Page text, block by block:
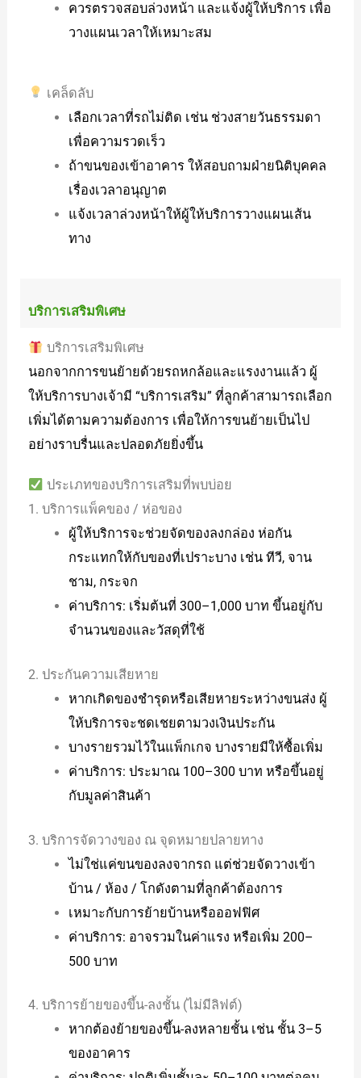
ควรตรวจสอบล่วงหน้า และแจ้งผู้ให้บริการ เพื่อ
วางแผนเวลาให้เหมาะสม
เคล็ดลับ
เลือกเวลาที่รถไม่ติด เช่น ช่วงสายวันธรรมดา
เพื่อความรวดเร็ว
ถ้าขนของเข้าอาคาร ให้สอบถามฝ่ายนิติบุคคล
เรื่องเวลาอนุญาต
แจ้งเวลาล่วงหน้าให้ผู้ให้บริการวางแผนเส้น
ทาง
บริการเสริมพิเศษ
บริการเสริมพิเศษ
นอกจากการขนย้ายด้วยรถหกล้อและแรงงานแล้ว ผู้
ให้บริการบางเจ้ามี “บริการเสริม” ที่ลูกค้าสามารถเลือก
เพิ่มได้ตามความต้องการ เพื่อให้การขนย้ายเป็นไป
อย่างราบรื่นและปลอดภัยยิ่งขึ้น
ประเภทของบริการเสริมที่พบบ่อย
1. บริการแพ็คของ / ห่อของ
ผู้ให้บริการจะช่วยจัดของลงกล่อง ห่อกัน
กระแทกให้กับของที่เปราะบาง เช่น ทีวี, จาน
ชาม, กระจก
ค่าบริการ: เริ่มต้นที่ 300–1,000 บาท ขึ้นอยู่กับ
จำนวนของและวัสดุที่ใช้
2. ประกันความเสียหาย
หากเกิดของชำรุดหรือเสียหายระหว่างขนส่ง ผู้
ให้บริการจะชดเชยตามวงเงินประกัน
บางรายรวมไว้ในแพ็กเกจ บางรายมีให้ซื้อเพิ่ม
ค่าบริการ: ประมาณ 100–300 บาท หรือขึ้นอยู่
กับมูลค่าสินค้า
3. บริการจัดวางของ ณ จุดหมายปลายทาง
ไม่ใช่แค่ขนของลงจากรถ แต่ช่วยจัดวางเข้า
บ้าน / ห้อง / โกดังตามที่ลูกค้าต้องการ
เหมาะกับการย้ายบ้านหรือออฟฟิศ
ค่าบริการ: อาจรวมในค่าแรง หรือเพิ่ม 200–
500 บาท
4. บริการย้ายของขึ้น-ลงชั้น (ไม่มีลิฟต์)
หากต้องย้ายของขึ้น-ลงหลายชั้น เช่น ชั้น 3–5
ของอาคาร